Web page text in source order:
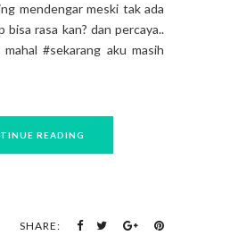
mendengar meski tak ada
rasa kan? dan percaya..
#sekarang aku masih
READING
SHARE: